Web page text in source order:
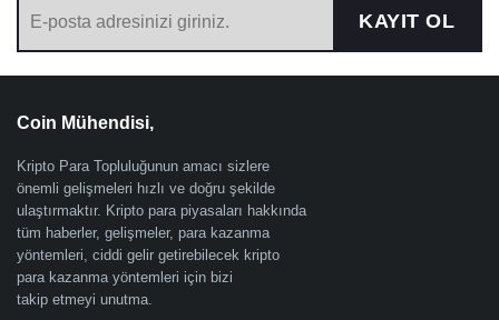
KAYIT OL
Coin Mühendisi,
Kripto Para Topluluğunun amacı sizlere
önemli gelişmeleri hızlı ve doğru şekilde
ulaştırmaktır. Kripto para piyasaları hakkında
tüm haberler, gelişmeler, para kazanma
yöntemleri, ciddi gelir getirebilecek kripto
para kazanma yöntemleri için bizi
takip etmeyi unutma.